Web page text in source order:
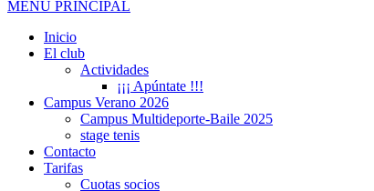
MENÚ PRINCIPAL
Inicio
El club
Actividades
¡¡¡ Apúntate !!!
Campus Verano 2026
Campus Multideporte-Baile 2025
stage tenis
Contacto
Tarifas
Cuotas socios